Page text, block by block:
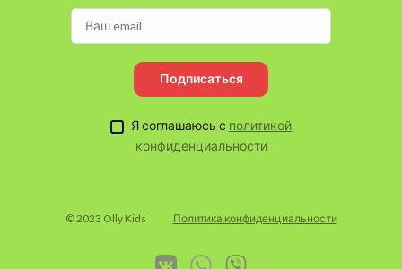
Подписаться
Я соглашаюсь с политикой
конфиденциальности
© 2023 Olly Kids Политика конфиденциальности